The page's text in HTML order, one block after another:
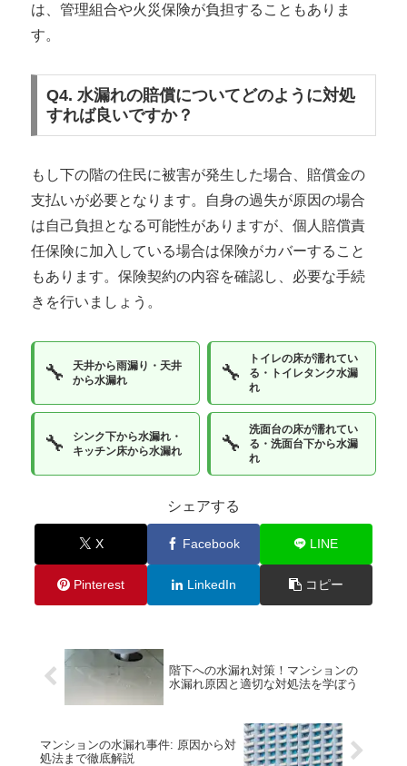
は、管理組合や火災保険が負担することもありま
す。
Q4. 水漏れの賠償についてどのように対処
すれば良いですか？
もし下の階の住民に被害が発生した場合、賠償金の
支払いが必要となります。自身の過失が原因の場合
は自己負担となる可能性がありますが、個人賠償責
任保険に加入している場合は保険がカバーすること
もあります。保険契約の内容を確認し、必要な手続
きを行いましょう。
🔧
天井から雨漏り・天井
から水漏れ
🔧
トイレの床が濡れてい
る・トイレタンク水漏
れ
🔧
シンク下から水漏れ・
キッチン床から水漏れ
🔧
洗面台の床が濡れてい
る・洗面台下から水漏
れ
シェアする
X Facebook LINE
Pinterest LinkedIn コピー
階下への水漏れ対策！マンションの
水漏れ原因と適切な対処法を学ぼう
マンションの水漏れ事件: 原因から対
処法まで徹底解説